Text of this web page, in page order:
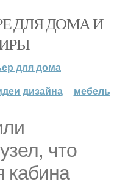
ДЛЯ ДОМА И
для дома
дизайна мебель
что